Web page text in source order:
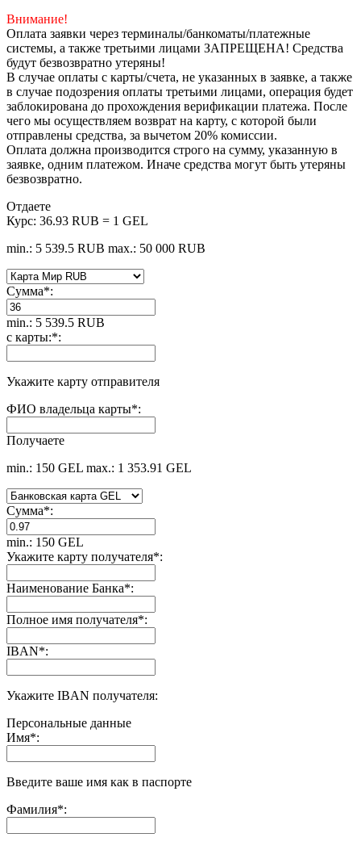
Внимание!
Оплата заявки через терминалы/банкоматы/платежные
системы, а также третьими лицами ЗАПРЕЩЕНА! Средства
будут безвозвратно утеряны!
В случае оплаты с карты/счета, не указанных в заявке, а также
в случае подозрения оплаты третьими лицами, операция будет
заблокирована до прохождения верификации платежа. После
чего мы осуществляем возврат на карту, с которой были
отправлены средства, за вычетом 20% комиссии.
Оплата должна производится строго на сумму, указанную в
заявке, одним платежом. Иначе средства могут быть утеряны
безвозвратно.
Отдаете
Курс: 36.93 RUB = 1 GEL
min.: 5 539.5 RUB max.: 50 000 RUB
Сумма*:
min.: 5 539.5 RUB
с карты:*:
Укажите карту отправителя
ФИО владельца карты*:
Получаете
min.: 150 GEL max.: 1 353.91 GEL
Сумма*:
min.: 150 GEL
Укажите карту получателя*:
Наименование Банка*:
Полное имя получателя*:
IBAN*:
Укажите IBAN получателя:
Персональные данные
Имя*:
Введите ваше имя как в паспорте
Фамилия*: